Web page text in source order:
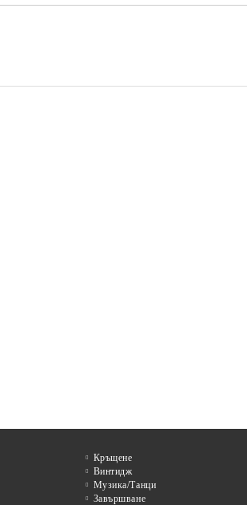
Кръщене
Винтидж
Музика/Танци
Завършване